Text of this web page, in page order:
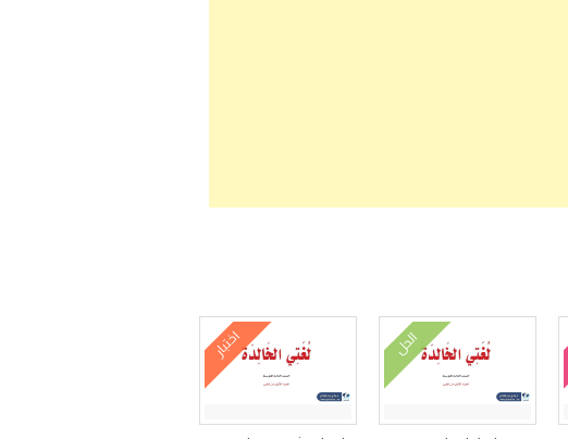
الحل اختبار